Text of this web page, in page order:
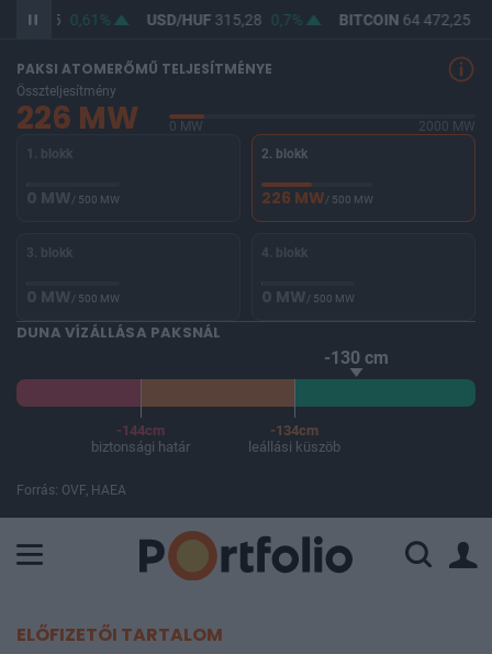
363,95 0,61% USD/HUF315,28 0,7% BITCOIN64 472,25
PAKSI ATOMERŐMŰ TELJESÍTMÉNYE
Összteljesítmény
226 MW 0 MW
2000 MW
1. blokk
0 MW/ 500 MW
2. blokk
226 MW/ 500 MW
3. blokk
0 MW/ 500 MW
4. blokk
0 MW/ 500 MW
DUNA VÍZÁLLÁSA PAKSNÁL
-130 cm
-144cm
biztonsági határ
-134cm
leállási küszöb
Forrás: OVF, HAEA
ELŐFIZETŐI TARTALOM